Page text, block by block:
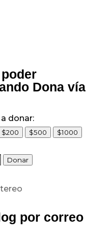
Dona vía
donar:
$200 $500 $1000
Donar
por correo